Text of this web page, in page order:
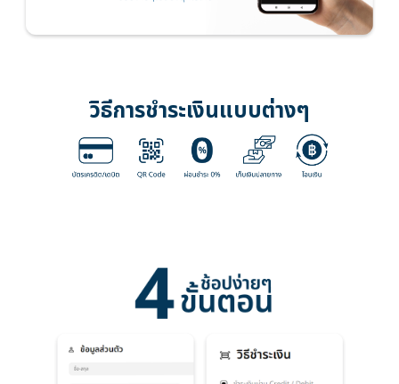
วิธีการชำระเงินแบบต่างๆ